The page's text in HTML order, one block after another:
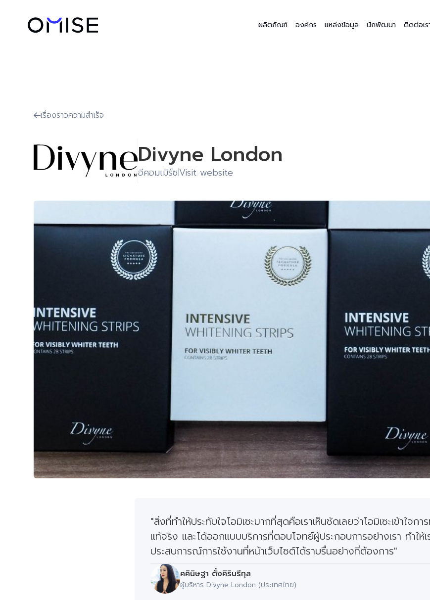
ผลิตภัณฑ์ องค์กร แหล่งข้อมูล นักพัฒนา ติดต่อเร
เรื่องราวความสำเร็จ
Divyne London
อีคอมเมิร์ซ|Visit website
"สิ่งที่ทำให้ประทับใจโอมิเซะมากที่สุดคือเราเห็นชัดเลยว่าโอมิเซะเข้าใจก
แท้จริง และได้ออกแบบบริการที่ตอบโจทย์ผู้ประกอบการอย่างเรา ทำให้
ประสบการณ์การใช้งานที่หน้าเว็บไซต์ได้ราบรื่นอย่างที่ต้องการ"
ศศินิษฐา ตั้งศิรินรีกุล
ผู้บริหาร Divyne London (ประเทศไทย)